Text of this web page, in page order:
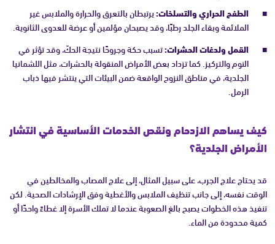
الطفح الحراري والتسلخات:يرتبطان بالتعرق والحرارة والملابس غير
الملائمة وبقاء الجلد رطبًا، وقد يصبحان مؤلمين أو عرضة للعدوى الثانوية.
القمل ولدغات الحشرات:تسبب حكة وجروحًا نتيجة الحكّ، وقد تؤثر في
النوم والتركيز. كما تزداد بعض الأمراض المنقولة بالحشرات، مثل اللشمانيا
الجلدية، في مناطق النزوح الواقعة ضمن البيئات التي ينتشر فيها ذباب
الرمل.
كيف يساهم الازدحام ونقص الخدمات الأساسية في انتشار
الأمراض الجلدية؟
قد يحتاج علاج الجرب، على سبيل المثال، إلى علاج المصاب والمخالطين في
الوقت نفسه، إلى جانب تنظيف الملابس والأغطية وفق الإرشادات الصحية. لكن
تنفيذ هذه الخطوات يصبح بالغ الصعوبة عندما لا تملك الأسرة إلا غطاءً واحدًا أو
كمية محدودة من الماء.